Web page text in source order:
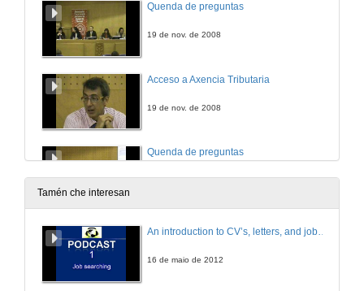
Quenda de preguntas
19 de nov. de 2008
Acceso a Axencia Tributaria
19 de nov. de 2008
Quenda de preguntas
19 de nov. de 2008
Tamén che interesan
An introduction to CV’s, letters, and job searching
16 de maio de 2012